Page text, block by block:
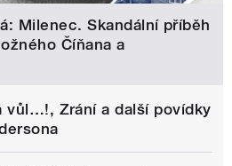
Milenec. Skandální příběh
Číňana a
vůl…!, Zrání a další povídky